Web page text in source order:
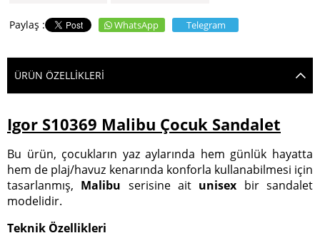
WhatsApp Telegram
ÜRÜN ÖZELLIKLERI
Igor S10369 Malibu Çocuk Sandalet
Bu ürün, çocukların yaz aylarında hem günlük hayatta
hem de plaj/havuz kenarında konforla kullanabilmesi için
tasarlanmış, Malibu serisine ait unisex bir sandalet
modelidir.
Teknik Özellikleri